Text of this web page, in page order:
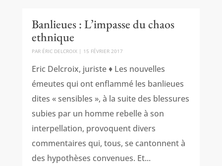
Banlieues : L’impasse du chaos
ethnique
PAR ÉRIC DELCROIX| 15 FÉVRIER 2017
Eric Delcroix, juriste ♦ Les nouvelles
émeutes qui ont enflammé les banlieues
dites « sensibles », à la suite des blessures
subies par un homme rebelle à son
interpellation, provoquent divers
commentaires qui, tous, se cantonnent à
des hypothèses convenues. Et...